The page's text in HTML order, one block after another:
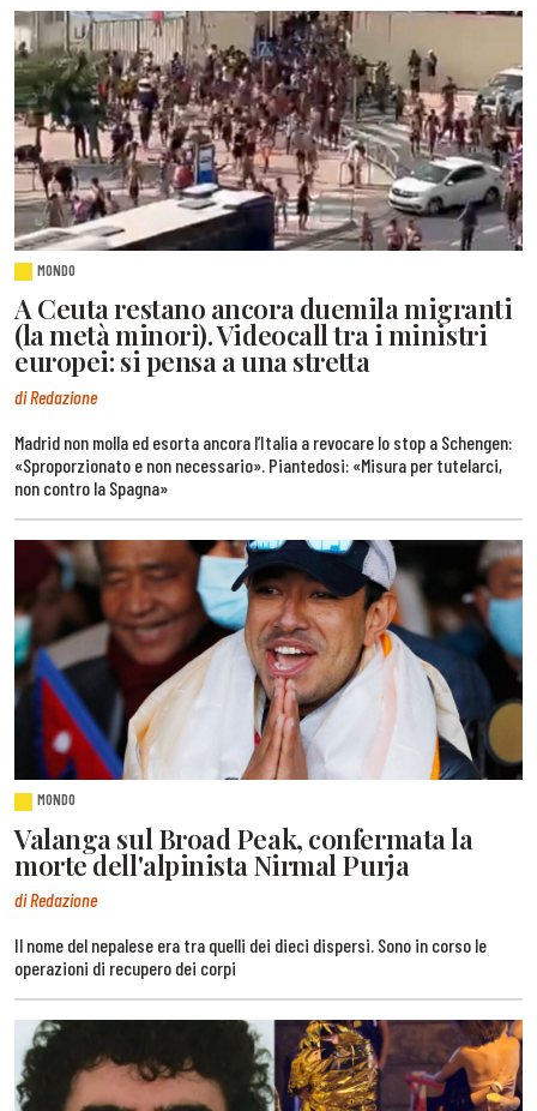
MONDO
A Ceuta restano ancora duemila migranti
(la metà minori). Videocall tra i ministri
europei: si pensa a una stretta
di Redazione
Madrid non molla ed esorta ancora l’Italia a revocare lo stop a Schengen:
«Sproporzionato e non necessario». Piantedosi: «Misura per tutelarci,
non contro la Spagna»
MONDO
Valanga sul Broad Peak, confermata la
morte dell'alpinista Nirmal Purja
di Redazione
Il nome del nepalese era tra quelli dei dieci dispersi. Sono in corso le
operazioni di recupero dei corpi